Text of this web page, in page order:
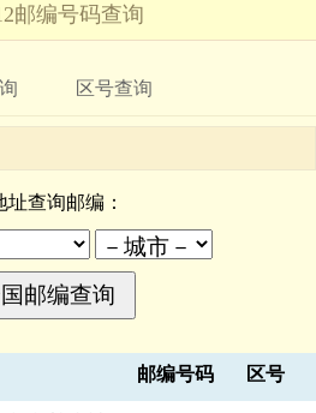
邮编号码查询
区号查询
址查询邮编：
邮编号码 区号